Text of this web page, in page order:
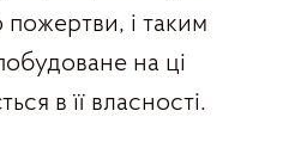
і таким
на ці
в її власності.